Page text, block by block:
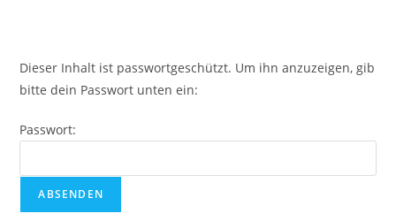
Dieser Inhalt ist passwortgeschützt. Um ihn anzuzeigen, gib
bitte dein Passwort unten ein:
Passwort: